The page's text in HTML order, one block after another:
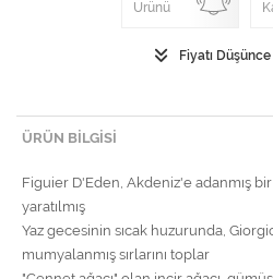
Ürünü
Fiyatı
ÜRÜN BILGISI
Figuier D'Eden, Akdeniz'e adanmış
yaratılmış
Yaz gecesinin sıcak huzurunda,
mumyalanmış sırlarını toplar